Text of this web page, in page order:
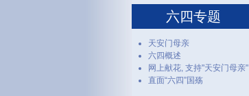
六四专题
天安门母亲
六四概述
网上献花, 支持"天安门母亲"
直面“六四”国殇